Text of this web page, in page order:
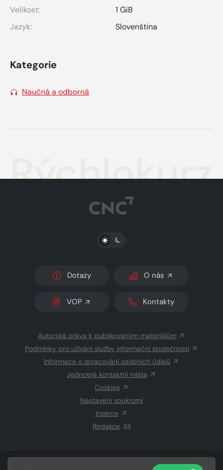
Velikost:
1 GiB
Jazyk:
Slovenština
Kategorie
Naučná a odborná
PŘEPNOUT SVĚTLÝ/TMAVÝ REŽIM
Dotazy O nás
VOP Kontakty
Autorská práva k publikovaným materiálům
Podmínky pro užívání služby informační společnosti
Informace o zpracování osobních údajů
Jednotná kontaktní místa
Cookies
Nastavení soukromí
Inzerce
Redakce
CZECH NEWS CENTER a.s.a dodavatelé